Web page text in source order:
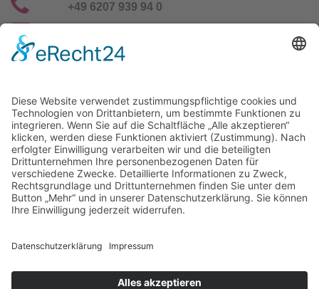
+49 6207 939 94 0
Selco Wirkstoffe Vertriebs GmbH
Straßburg 16
69483 Wald-Michelbach / Germany